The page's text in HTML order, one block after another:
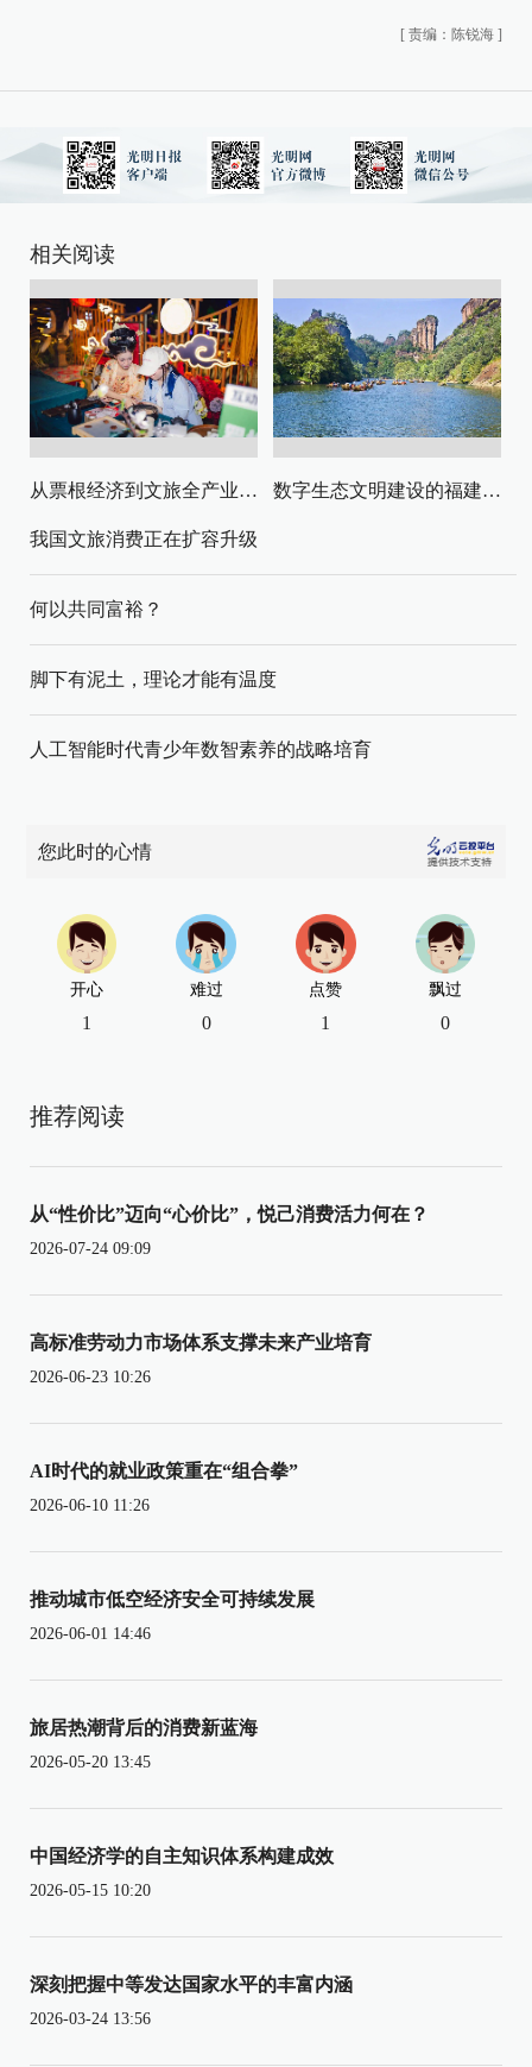
[ 责编：陈锐海 ]
相关阅读
从票根经济到文旅全产业链升级 数字生态文明建设的福建路径与启示
我国文旅消费正在扩容升级
何以共同富裕？
脚下有泥土，理论才能有温度
人工智能时代青少年数智素养的战略培育
您此时的心情
开心
1
难过
0
点赞
1
飘过
0
推荐阅读
从“性价比”迈向“心价比”，悦己消费活力何在？
2026-07-24 09:09
高标准劳动力市场体系支撑未来产业培育
2026-06-23 10:26
AI时代的就业政策重在“组合拳”
2026-06-10 11:26
推动城市低空经济安全可持续发展
2026-06-01 14:46
旅居热潮背后的消费新蓝海
2026-05-20 13:45
中国经济学的自主知识体系构建成效
2026-05-15 10:20
深刻把握中等发达国家水平的丰富内涵
2026-03-24 13:56